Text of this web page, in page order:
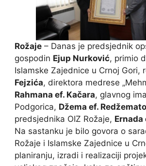
Rožaje – Danas je predsjednik
gospodin Ejup Nurković, primio
Islamske Zajednice u Crnoj Gori,
Fejzića, direktora medrese
Rahmana ef. Kačara, glavnog
Podgorica, Džema ef.
predsjednika OIZ Rožaje, Ernada
Na sastanku je bilo govora o
Rožaje i Islamske Zajednice u
planiranju, izradi i realizaciji